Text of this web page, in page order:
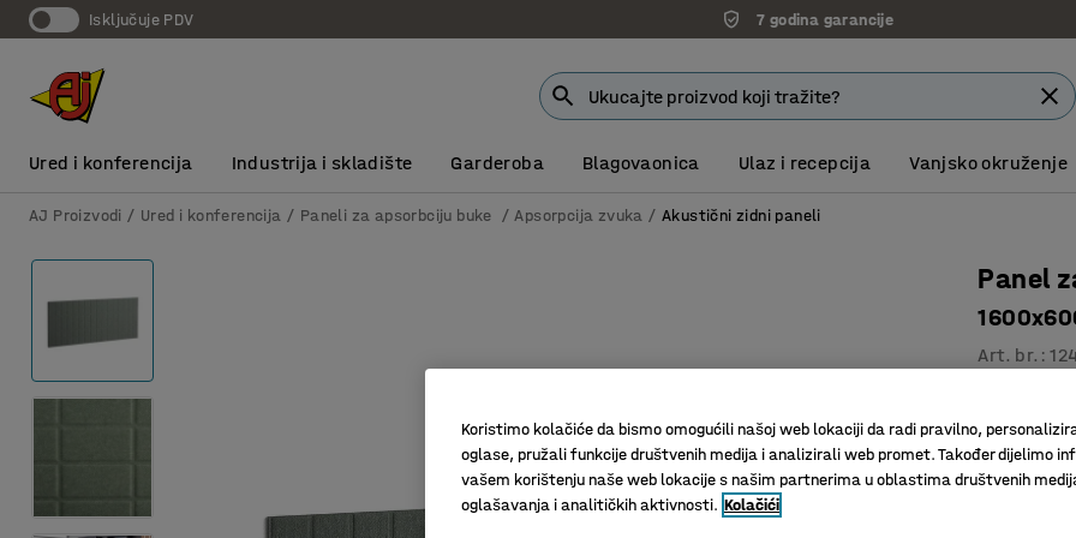
Isključuje PDV 7 godina garancije
Ured i konferencija Industrija i skladište Garderoba Blagovaonica Ulaz i recepcija Vanjsko okruženje
AJ Proizvodi Ured i konferencija Paneli za apsorbciju buke Apsorpcija zvuka Akustični zidni paneli
Panel
Art. br. :
PET
Koristimo kolačiće da bismo omogućili našoj web lokaciji da radi pravilno,
oglase, pružali funkcije društvenih medija i analizirali web promet. Također dijelimo
vašem korištenju naše web lokacije s našim partnerima u oblastima društvenih
oglašavanja i analitičkih aktivnosti. Kolačići